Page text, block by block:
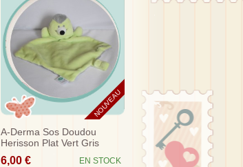
NOUVEAU
A-Derma Sos Doudou
Herisson Plat Vert Gris
6,00 € EN STOCK